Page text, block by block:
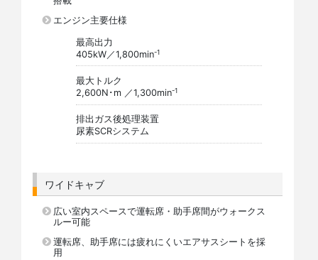
エンジン主要仕様
最高出力
405kW／1,800min-1
最大トルク
2,600N･m ／1,300min-1
排出ガス後処理装置
尿素SCRシステム
ワイドキャブ
広い室内スペースで運転席・助手席間がウォークス
ルー可能
運転席、助手席には疲れにくいエアサスシートを採
用